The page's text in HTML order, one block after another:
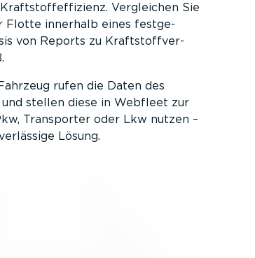
Vergleichen Sie
Flotte innerhalb eines festge­
von Reports zu Kraft­stoff­ver­
rufen die Daten des
stellen diese in Webfleet zur
Transporter oder Lkw nutzen –
Lösung.